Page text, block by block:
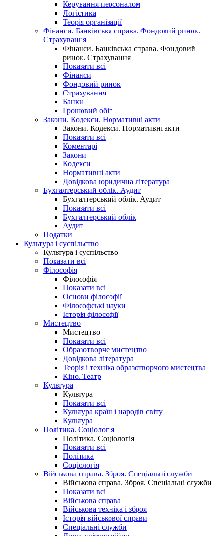
Керування персоналом
Логістика
Теорія організації
Фінанси. Банківська справа. Фондовий ринок.
Страхування
Фінанси. Банківська справа. Фондовий
ринок. Страхування
Показати всі
Фінанси
Фондовий ринок
Страхування
Банки
Грошовий обіг
Закони. Кодекси. Нормативні акти
Закони. Кодекси. Нормативні акти
Показати всі
Коментарі
Закони
Кодекси
Нормативні акти
Довідкова юридична література
Бухгалтерський облік. Аудит
Бухгалтерський облік. Аудит
Показати всі
Бухгалтерський облік
Аудит
Податки
Культура і суспільство
Культура і суспільство
Показати всі
Філософія
Філософія
Показати всі
Основи філософії
Філософські науки
Історія філософії
Мистецтво
Мистецтво
Показати всі
Образотворче мистецтво
Довідкова література
Теорія і техніка образотворчого мистецтва
Кіно. Театр
Культура
Культура
Показати всі
Культура країн і народів світу
Культура
Політика. Соціологія
Політика. Соціологія
Показати всі
Політика
Соціологія
Військова справа. Зброя. Спеціальні служби
Військова справа. Зброя. Спеціальні служби
Показати всі
Військова справа
Військова техніка і зброя
Історія військової справи
Спеціальні служби